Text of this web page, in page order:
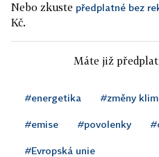
Nebo zkuste předplatné bez
Kč.
Máte již
#energetika #změny
#emise #povolenky
#Evropská unie